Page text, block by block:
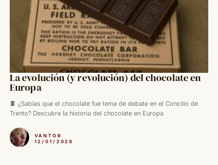
La evolución (y revolución) del chocolate en
Europa
🍫 ¿Sabías que el chocolate fue tema de debate en el Concilio de
Trento? Descubre la historia del chocolate en Europa
VANTOR
12/01/2026